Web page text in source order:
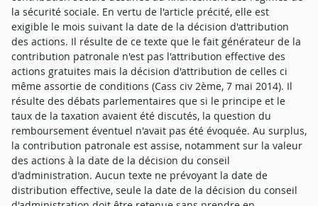
la sécurité sociale. En vertu de l'article précité, elle est
exigible le mois suivant la date de la décision d'attribution
des actions. Il résulte de ce texte que le fait générateur de la
contribution patronale n'est pas l'attribution effective des
actions gratuites mais la décision d'attribution de celles ci
même assortie de conditions (Cass civ 2ème, 7 mai 2014). Il
résulte des débats parlementaires que si le principe et le
taux de la taxation avaient été discutés, la question du
remboursement éventuel n'avait pas été évoquée. Au surplus,
la contribution patronale est assise, notamment sur la valeur
des actions à la date de la décision du conseil
d'administration. Aucun texte ne prévoyant la date de
distribution effective, seule la date de la décision du conseil